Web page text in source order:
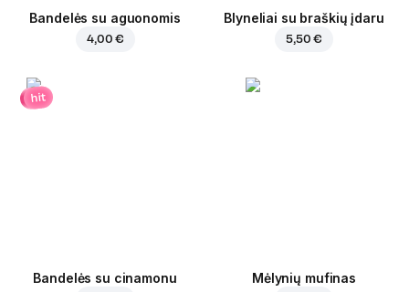
Bandelės su aguonomis
4,00 €
Blyneliai su braškių įdaru
5,50 €
hit
Bandelės su cinamonu Mėlynių mufinas